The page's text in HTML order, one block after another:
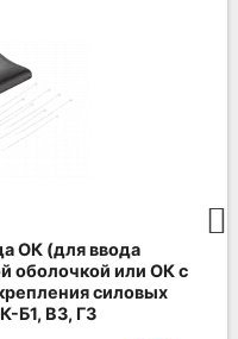
ОК (для ввода
оболочкой или ОК с
силовых
Б1, В3, Г3